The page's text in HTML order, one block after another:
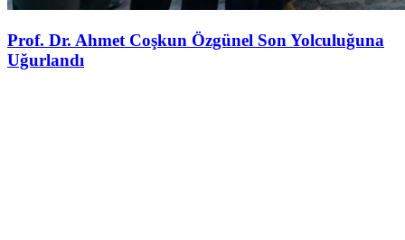
Prof. Dr. Ahmet Coşkun Özgünel Son Yolculuğuna
Uğurlandı